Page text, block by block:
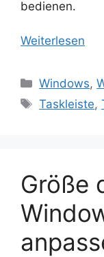
bedienen.
Weiterlesen
Kategorien
Windows,
Taskleiste,
Größe